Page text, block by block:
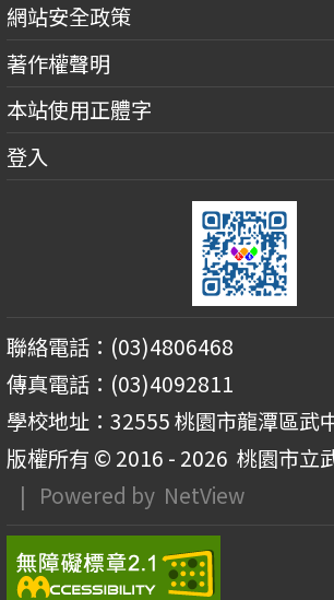
網站安全政策
著作權聲明
本站使用正體字
登入
聯絡電話：(03)4806468
傳真電話：(03)4092811
學校地址：32555 桃園市龍潭區武
版權所有 © 2016 - 2026 桃園市立
| Powered by NetView